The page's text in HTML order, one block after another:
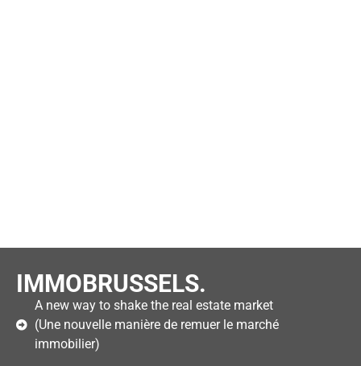
IMMOBRUSSELS.
A new way to shake the real estate market
(Une nouvelle manière de remuer le marché
immobilier)